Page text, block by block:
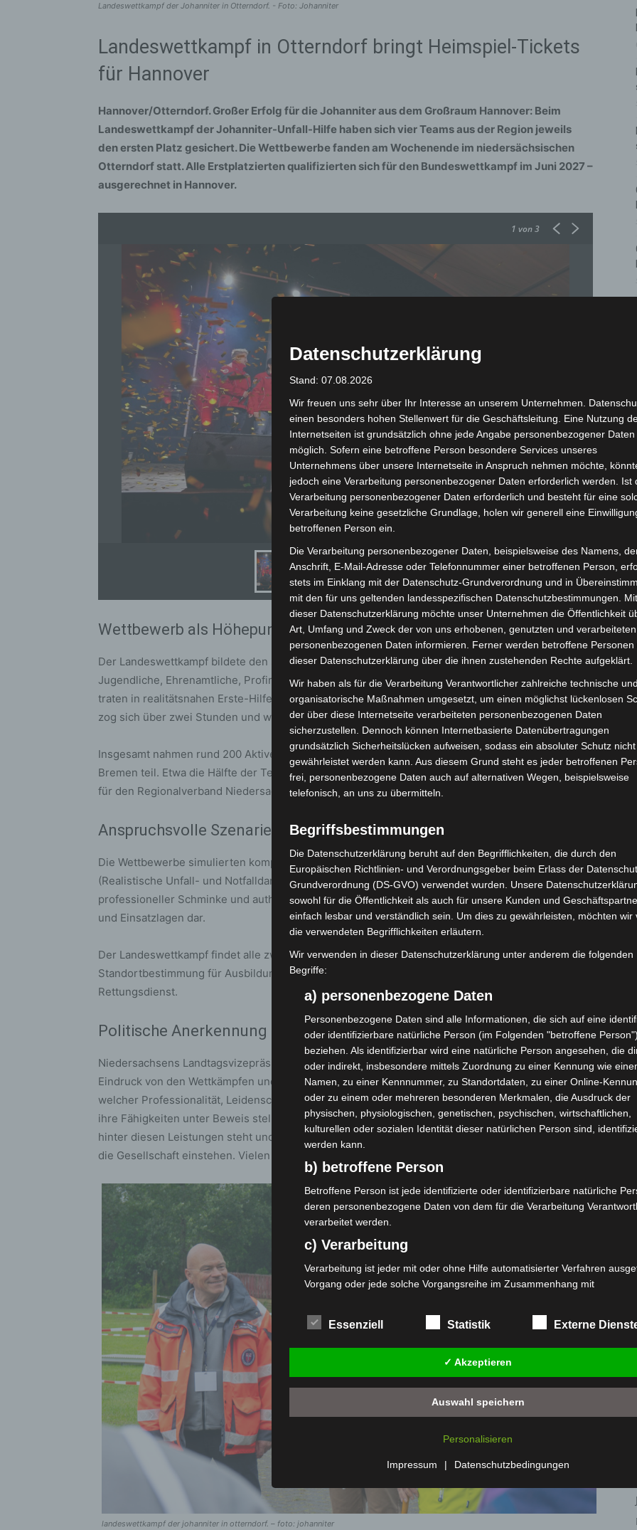
Landeswettkampf der Johanniter in Otterndorf. - Foto: Johanniter
Landeswettkampf in Otterndorf bringt Heimspiel-Tickets
für Hannover
Hannover/Otterndorf. Großer Erfolg für die Johanniter aus dem Großraum Hannover: Beim
Landeswettkampf der Johanniter-Unfall-Hilfe haben sich vier Teams aus der Region jeweils
den ersten Platz gesichert. Die Wettbewerbe fanden am Wochenende im niedersächsischen
Otterndorf statt. Alle Erstplatzierten qualifizierten sich für den Bundeswettkampf im Juni 2027 –
ausgerechnet in Hannover.
1 von 3
Wettbewerb als Höhepunkt des Johanniter-Jahres
Der Landeswettkampf bildete den sportlichen Kern des „Tags der Johanniter“. Kinder und
Jugendliche, Ehrenamtliche, Profiretter, Rettungshundestaffeln sowie pädagogische Fachkräfte
traten in realitätsnahen Erste-Hilfe- und Rettungsszenarien gegeneinander an. Die Siegerehrung
zog sich über zwei Stunden und würdigte jede einzelne Mannschaft.
Insgesamt nahmen rund 200 Aktive in 29 Teams aus 16 Ortsverbänden aus Niedersachsen und
Bremen teil. Etwa die Hälfte der Teilnehmenden kam aus dem Großraum Hannover und startete
für den Regionalverband Niedersachsen Mitte.
Anspruchsvolle Szenarien unter realistischen Bedingungen
Die Wettbewerbe simulierten komplexe Notfallsituationen, ermöglicht durch das RUD-Team
(Realistische Unfall- und Notfalldarstellung) der Johanniter-Akademie Niedersachsen/Bremen. Mit
professioneller Schminke und authentischem Verhalten stellten Mimen realistische Verletzungen
und Einsatzlagen dar.
Der Landeswettkampf findet alle zwei Jahre statt und dient der Johanniter-Unfall-Hilfe als
Standortbestimmung für Ausbildung, Leistungsfähigkeit und Teamarbeit im Sanitäts- und
Rettungsdienst.
Politische Anerkennung für ehrenamtliches Engagement
Niedersachsens Landtagsvizepräsidentin Barbara Otte-Kinast verschaffte sich vor Ort einen
Eindruck von den Wettkämpfen und sagte: „Der Tag der Johanniter zeigt eindrucksvoll, mit
welcher Professionalität, Leidenschaft und Teamstärke die Retterinnen und Retter der Johanniter
ihre Fähigkeiten unter Beweis stellen. Es ist beeindruckend zu sehen, welch starke Gemeinschaft
hinter diesen Leistungen steht und mit wie viel Engagement die Johanniter füreinander und für
die Gesellschaft einstehen. Vielen Dank dafür!“
landeswettkampf der johanniter in otterndorf. – foto: johanniter
Datenschutzerklärung
Stand: 07.08.2026
Wir freuen uns sehr über Ihr Interesse an unserem Unternehmen.
einen besonders hohen Stellenwert für die Geschäftsleitung. Eine Nutzung
Internetseiten ist grundsätzlich ohne jede Angabe personenbezogener Daten
möglich. Sofern eine betroffene Person besondere Services unseres
Unternehmens über unsere Internetseite in Anspruch nehmen möchte,
jedoch eine Verarbeitung personenbezogener Daten erforderlich werden. Ist
Verarbeitung personenbezogener Daten erforderlich und besteht für eine
Verarbeitung keine gesetzliche Grundlage, holen wir generell eine
betroffenen Person ein.
Die Verarbeitung personenbezogener Daten, beispielsweise des Namens,
Anschrift, E-Mail-Adresse oder Telefonnummer einer betroffenen Person,
stets im Einklang mit der Datenschutz-Grundverordnung und in
mit den für uns geltenden landesspezifischen Datenschutzbestimmungen.
dieser Datenschutzerklärung möchte unser Unternehmen die Öffentlichkeit
Art, Umfang und Zweck der von uns erhobenen, genutzten und verarbeiteten
personenbezogenen Daten informieren. Ferner werden betroffene Personen
dieser Datenschutzerklärung über die ihnen zustehenden Rechte aufgeklärt.
Wir haben als für die Verarbeitung Verantwortlicher zahlreiche technische und
organisatorische Maßnahmen umgesetzt, um einen möglichst lückenlosen
der über diese Internetseite verarbeiteten personenbezogenen Daten
sicherzustellen. Dennoch können Internetbasierte Datenübertragungen
grundsätzlich Sicherheitslücken aufweisen, sodass ein absoluter Schutz nicht
gewährleistet werden kann. Aus diesem Grund steht es jeder betroffenen
frei, personenbezogene Daten auch auf alternativen Wegen, beispielsweise
telefonisch, an uns zu übermitteln.
Begriffsbestimmungen
Die Datenschutzerklärung beruht auf den Begrifflichkeiten, die durch den
Europäischen Richtlinien- und Verordnungsgeber beim Erlass der
Grundverordnung (DS-GVO) verwendet wurden. Unsere
sowohl für die Öffentlichkeit als auch für unsere Kunden und
einfach lesbar und verständlich sein. Um dies zu gewährleisten, möchten wir
die verwendeten Begrifflichkeiten erläutern.
Wir verwenden in dieser Datenschutzerklärung unter anderem die folgenden
Begriffe:
a) personenbezogene Daten
Personenbezogene Daten sind alle Informationen, die sich auf eine
oder identifizierbare natürliche Person (im Folgenden "betroffene Person")
beziehen. Als identifizierbar wird eine natürliche Person angesehen, die
oder indirekt, insbesondere mittels Zuordnung zu einer Kennung wie
Namen, zu einer Kennnummer, zu Standortdaten, zu einer Online-
oder zu einem oder mehreren besonderen Merkmalen, die Ausdruck der
physischen, physiologischen, genetischen, psychischen, wirtschaftlichen,
kulturellen oder sozialen Identität dieser natürlichen Person sind,
werden kann.
b) betroffene Person
Betroffene Person ist jede identifizierte oder identifizierbare natürliche
deren personenbezogene Daten von dem für die Verarbeitung
verarbeitet werden.
c) Verarbeitung
Verarbeitung ist jeder mit oder ohne Hilfe automatisierter Verfahren
Vorgang oder jede solche Vorgangsreihe im Zusammenhang mit
das Ordnen, die Speicherung, die Anpassung oder Veränderung, das
das Abfragen, die Verwendung, die Offenlegung durch Übermittlung,
oder eine andere Form der Bereitstellung, den Abgleich oder die
die Einschränkung, das Löschen oder die Vernichtung.
d) Einschränkung der Verarbeitung
Einschränkung der Verarbeitung ist die Markierung gespeicherter
Profiling ist jede Art der automatisierten Verarbeitung personenbezogener
Daten, die darin besteht, dass diese personenbezogenen Daten
werden, um bestimmte persönliche Aspekte, die sich auf eine natürliche
Essenziell Statistik Externe
✓ Akzeptieren
Auswahl speichern
Personalisieren
Impressum | Datenschutzbedingungen